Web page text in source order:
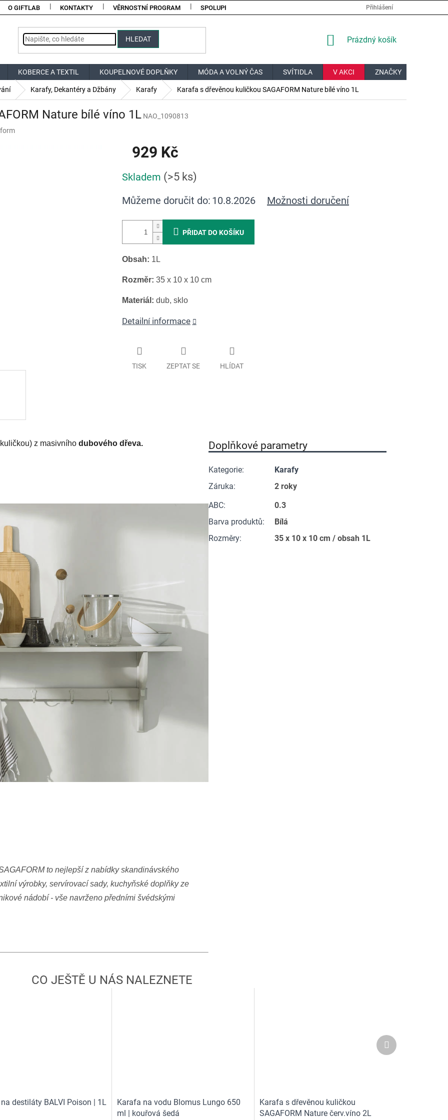
O GIFTLAB KONTAKTY VĚRNOSTNÍ PROGRAM SPOLUPRÁCE JAK NAKUPOVAT?Přihlášení
HLEDAT
NÁKUPNÍ
Prázdný košík
KOBERCE A TEXTIL KOUPELNOVÉ DOPLŇKY MÓDA A VOLNÝ ČAS SVÍTIDLA V AKCI ZNAČKY
Karafy, Dekantéry a Džbány Karafy Karafa s dřevěnou kuličkou SAGAFORM Nature bílé víno 1L
Nature bílé víno 1L NAO_1090813
929 Kč
cena:
Skladem (>5 ks)
Můžeme doručit do: 10.8.2026 Možnosti doručení
PŘIDAT DO KOŠÍKU
Obsah: 1L
Rozměr: 35 x 10 x 10 cm
Materiál: dub, sklo
Detailní informace
TISK ZEPTAT SE HLÍDAT
z masivního dubového dřeva.
to nejlepší z nabídky skandinávského
výrobky, servírovací sady, kuchyňské doplňky ze
nádobí - vše navrženo předními švédskými
Doplňkové parametry
Kategorie:
Karafy
Záruka:
2 roky
ABC:
0.3
Barva produktů:
Bílá
Rozměry: 35 x 10 x 10 cm / obsah 1L
destiláty BALVI Poison | 1L
Karafa na vodu Blomus Lungo 650
ml | kouřová šedá
Karafa s dřevěnou kuličkou
SAGAFORM Nature červ.víno 2L
Další
produkt